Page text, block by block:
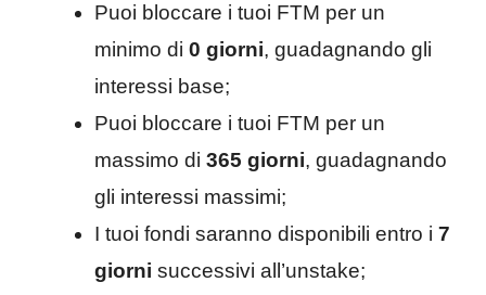
Puoi bloccare i tuoi FTM per un
minimo di 0 giorni, guadagnando gli
interessi base;
Puoi bloccare i tuoi FTM per un
massimo di 365 giorni, guadagnando
gli interessi massimi;
I tuoi fondi saranno disponibili entro i 7
giorni successivi all’unstake;